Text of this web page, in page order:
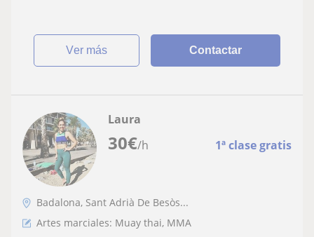
ver más Contactar
30€/h 1ª clase gratis
Laura
Badalona, Sant Adrià De Besòs...
Artes marciales: Muay thai, MMA